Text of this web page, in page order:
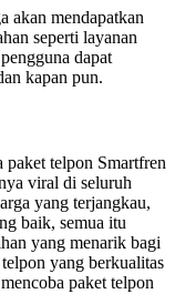
akan mendapatkan
seperti layanan
dapat
kapan pun.
paket telpon Smartfren
viral di seluruh
yang terjangkau,
baik, semua itu
yang menarik bagi
yang berkualitas
paket telpon